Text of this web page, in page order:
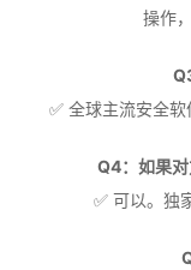
操作
✅ 全球主流安全软
Q4：如果对
✅ 可以。独